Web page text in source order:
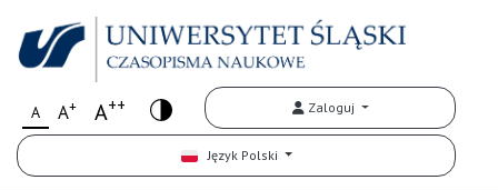
A A+ A++ Zaloguj
Język Polski